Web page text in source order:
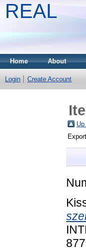
REAL
Home About
Login Create Account
Up